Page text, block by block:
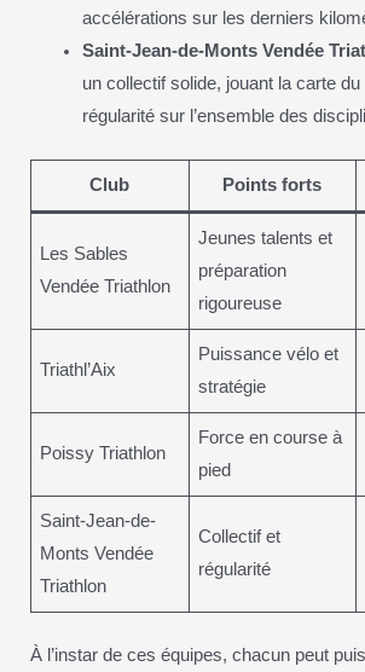
accélérations sur les derniers
Saint-Jean-de-Monts Vendée
un collectif solide, jouant la carte
régularité sur l’ensemble des
Club Points forts
Les Sables
Vendée Triathlon
Jeunes talents et
préparation
rigoureuse
Triathl’Aix
Puissance vélo et
stratégie
Poissy Triathlon
Force en course à
pied
Saint-Jean-de-
Monts Vendée
Triathlon
Collectif et
régularité
À l’instar de ces équipes, chacun peut